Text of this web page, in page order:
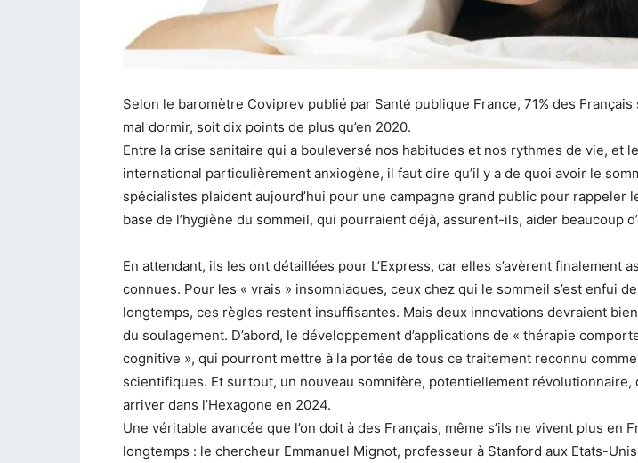
Selon le baromètre Coviprev publié par Santé publique France, 71% des
mal dormir, soit dix points de plus qu’en 2020.
Entre la crise sanitaire qui a bouleversé nos habitudes et nos rythmes de vie, et
international particulièrement anxiogène, il faut dire qu’il y a de quoi avoir le
spécialistes plaident aujourd’hui pour une campagne grand public pour rappeler
base de l’hygiène du sommeil, qui pourraient déjà, assurent-ils, aider beaucoup
En attendant, ils les ont détaillées pour L’Express, car elles s’avèrent finalement
connues. Pour les « vrais » insomniaques, ceux chez qui le sommeil s’est enfui
longtemps, ces règles restent insuffisantes. Mais deux innovations devraient
du soulagement. D’abord, le développement d’applications de « thérapie
cognitive », qui pourront mettre à la portée de tous ce traitement reconnu
scientifiques. Et surtout, un nouveau somnifère, potentiellement révolutionnaire,
arriver dans l’Hexagone en 2024.
Une véritable avancée que l’on doit à des Français, même s’ils ne vivent plus en
longtemps : le chercheur Emmanuel Mignot, professeur à Stanford aux Etats-